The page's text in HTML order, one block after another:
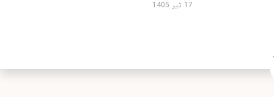
17 تیر 1405